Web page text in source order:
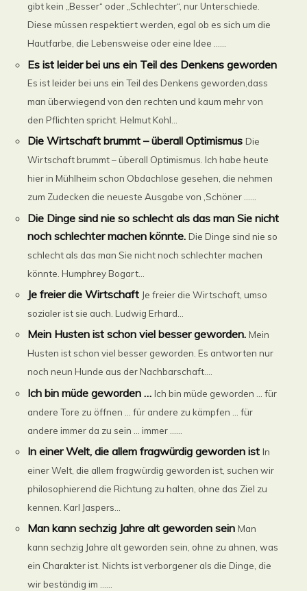
gibt kein „Besser“ oder „Schlechter“, nur Unterschiede.
Diese müssen respektiert werden, egal ob es sich um die
Hautfarbe, die Lebensweise oder eine Idee ......
Es ist leider bei uns ein Teil des Denkens geworden
Es ist leider bei uns ein Teil des Denkens geworden,dass
man überwiegend von den rechten und kaum mehr von
den Pflichten spricht. Helmut Kohl...
Die Wirtschaft brummt – überall Optimismus Die
Wirtschaft brummt – überall Optimismus. Ich habe heute
hier in Mühlheim schon Obdachlose gesehen, die nehmen
zum Zudecken die neueste Ausgabe von ‚Schöner ......
Die Dinge sind nie so schlecht als das man Sie nicht
noch schlechter machen könnte. Die Dinge sind nie so
schlecht als das man Sie nicht noch schlechter machen
könnte. Humphrey Bogart...
Je freier die Wirtschaft Je freier die Wirtschaft, umso
sozialer ist sie auch. Ludwig Erhard...
Mein Husten ist schon viel besser geworden. Mein
Husten ist schon viel besser geworden. Es antworten nur
noch neun Hunde aus der Nachbarschaft....
Ich bin müde geworden … Ich bin müde geworden … für
andere Tore zu öffnen … für andere zu kämpfen … für
andere immer da zu sein … immer ......
In einer Welt, die allem fragwürdig geworden ist In
einer Welt, die allem fragwürdig geworden ist, suchen wir
philosophierend die Richtung zu halten, ohne das Ziel zu
kennen. Karl Jaspers...
Man kann sechzig Jahre alt geworden sein Man
kann sechzig Jahre alt geworden sein, ohne zu ahnen, was
ein Charakter ist. Nichts ist verborgener als die Dinge, die
wir beständig im ......